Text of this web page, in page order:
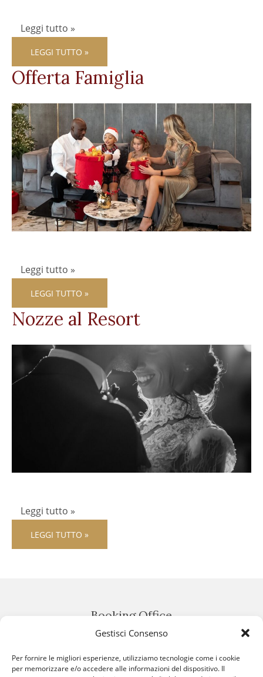
Gestisci Consenso
Per fornire le migliori esperienze, utilizziamo tecnologie come i cookie
per memorizzare e/o accedere alle informazioni del dispositivo. Il
Leggi tutto »
LEGGI TUTTO »
Offerta Famiglia
Leggi tutto »
LEGGI TUTTO »
Nozze al Resort
Leggi tutto »
LEGGI TUTTO »
Booking Office